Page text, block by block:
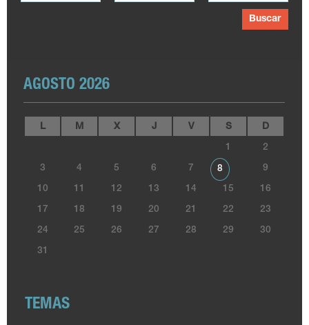
Buscar
AGOSTO 2026
L M X J V S D
1 2
3 4 5 6 7 8 9
10 11 12 13 14 15 16
17 18 19 20 21 22 23
24 25 26 27 28 29 30
31
TEMAS